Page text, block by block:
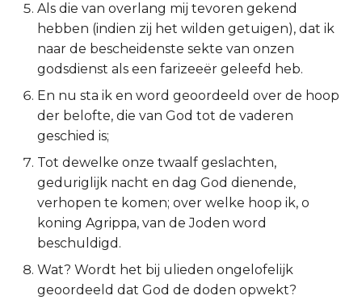
2 Koningen
1 Kronieken
2 Kronieken
Ezra
Nehémia
Esther
Job
Als die van overlang mij tevoren gekend
hebben (indien zij het wilden getuigen), dat ik
naar de bescheidenste sekte van onzen
godsdienst als een farizeeër geleefd heb.
En nu sta ik en word geoordeeld over de hoop
der belofte, die van God tot de vaderen
geschied is;
Tot dewelke onze twaalf geslachten,
geduriglijk nacht en dag God dienende,
verhopen te komen; over welke hoop ik, o
koning Agrippa, van de Joden word
beschuldigd.
Wat? Wordt het bij ulieden ongelofelijk
geoordeeld dat God de doden opwekt?